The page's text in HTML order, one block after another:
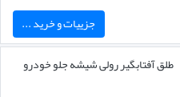
جزییات و خرید ...
طلق آفتابگیر رولی شیشه جلو خودرو